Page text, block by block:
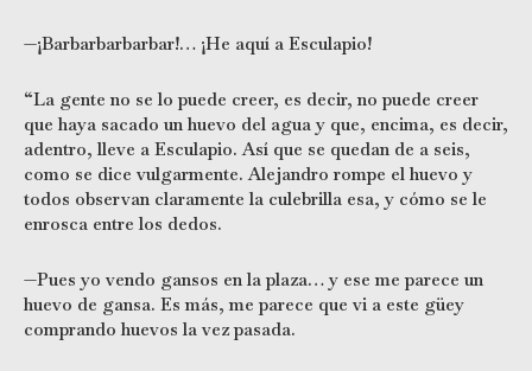
—¡Barbarbarbarbar!… ¡He aquí a Esculapio!
“La gente no se lo puede creer, es decir, no puede creer
que haya sacado un huevo del agua y que, encima, es decir,
adentro, lleve a Esculapio. Así que se quedan de a seis,
como se dice vulgarmente. Alejandro rompe el huevo y
todos observan claramente la culebrilla esa, y cómo se le
enrosca entre los dedos.
—Pues yo vendo gansos en la plaza… y ese me parece un
huevo de gansa. Es más, me parece que vi a este güey
comprando huevos la vez pasada.